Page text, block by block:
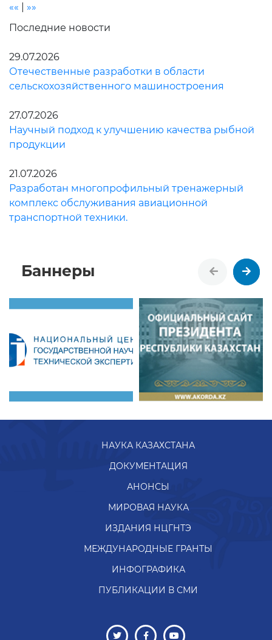
««
»»
Последние новости
29.07.2026
Отечественные разработки в области
сельскохозяйственного машиностроения
27.07.2026
Научный подход к улучшению качества рыбной
продукции
21.07.2026
Разработан многопрофильный тренажерный
комплекс обслуживания авиационной
транспортной техники.
Баннеры
НАУКА КАЗАХСТАНА
ДОКУМЕНТАЦИЯ
АНОНСЫ
МИРОВАЯ НАУКА
ИЗДАНИЯ НЦГНТЭ
МЕЖДУНАРОДНЫЕ ГРАНТЫ
ИНФОГРАФИКА
ПУБЛИКАЦИИ В СМИ